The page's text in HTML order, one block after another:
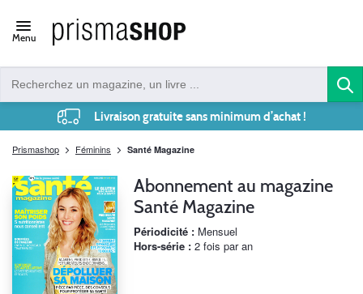
Open/close
navigation
Menu
Livraison gratuite sans minimum d’achat !
Prismashop Féminins Santé Magazine
Abonnement au magazine
Santé Magazine
Périodicité : Mensuel
Hors-série : 2 fois par an